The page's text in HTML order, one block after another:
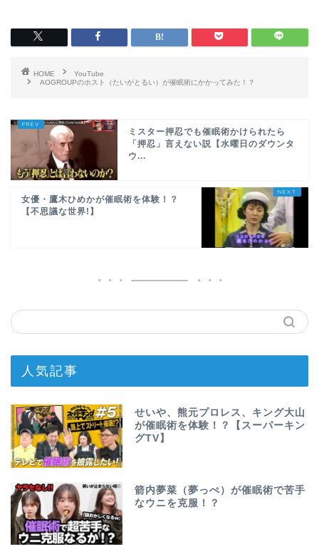
HOME
YouTube
AOGROUPのホスト（たいがとるい）が催眠術にかかってみた！？
ミスター押忍でも催眠術かけられたら
「押忍」言えない説【水曜日のダウンタ
ウ...
女優・鷹木ひめかが催眠術を体験！？
【不思議な世界!】
人気記事
せいや、熊元プロレス、キング大山
が催眠術を体験！？【スーパーキン
グTV】
箭内夢菜（夢っぺ）が催眠術で苦手
なウニを克服！？